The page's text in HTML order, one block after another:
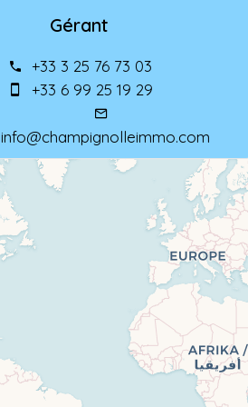
Gérant
+33 3 25 76 73 03
+33 6 99 25 19 29
info@champignolleimmo.com